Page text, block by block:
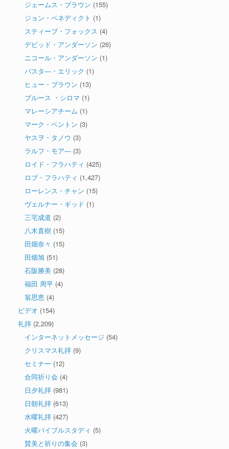
ジェームス・ブラウン (155)
ジョン・ベネディクト (1)
スティーブ・フォックス (4)
デビッド・アンダーソン (26)
ニコール・アンダーソン (1)
パスタ―・エリック (1)
ヒュー・ブラウン (13)
ブルース ・シロマ (1)
マレーシアチーム (1)
マーク・ベントン (3)
ヤスヲ・タノウ (3)
ラルフ・モア― (3)
ロイド・フラハティ (425)
ロブ・フラハティ (1,427)
ローレンス・チャン (15)
ヴェルナー・ギッド (1)
三宅成道 (2)
八木直樹 (15)
田畑奈々 (15)
田畑旭 (51)
石阪勝美 (28)
福田 周平 (4)
翁思恵 (4)
ビデオ (154)
礼拝 (2,209)
インターネットメッセージ (54)
クリスマス礼拝 (9)
セミナー (12)
合同祈り会 (4)
日夕礼拝 (981)
日朝礼拝 (613)
水曜礼拝 (427)
火曜バイブルスタディ (5)
賛美と祈りの集会 (3)